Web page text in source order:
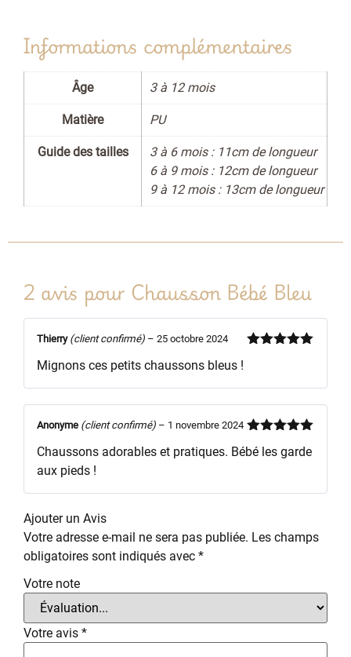
Informations complémentaires
Âge 3 à 12 mois
Matière PU
Guide des tailles
3 à 6 mois : 11cm de longueur
6 à 9 mois : 12cm de longueur
9 à 12 mois : 13cm de longueur
2 avis pour Chausson Bébé Bleu
Thierry (client confirmé) – 25 octobre 2024
Mignons ces petits chaussons bleus !
5
Anonyme (client confirmé) – 1 novembre 2024
Chaussons adorables et pratiques. Bébé les garde
aux pieds !
Ajouter un Avis
Votre adresse e-mail ne sera pas publiée. Les champs
obligatoires sont indiqués avec *
Votre note
Votre avis *